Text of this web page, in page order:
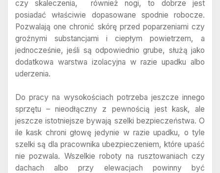
czy skaleczenia, również nogi, to dobrze jest
posiadać właściwie dopasowane spodnie robocze.
Pozwalają one chronić skórę przed poparzeniami czy
groźnymi substancjami i ciepłym powietrzem, a
jednocześnie, jeśli są odpowiednio grube, służą jako
dodatkowa warstwa izolacyjna w razie upadku albo
uderzenia.
Do pracy na wysokościach potrzeba jeszcze innego
sprzętu – nieodłączny z pewnością jest kask, ale
jeszcze istotniejsze bywają szelki bezpieczeństwa. O
ile kask chroni głowę jedynie w razie upadku, o tyle
szelki są dla pracownika ubezpieczeniem, które upaść
nie pozwala. Wszelkie roboty na rusztowaniach czy
dachach albo przy elewacjach powinny być